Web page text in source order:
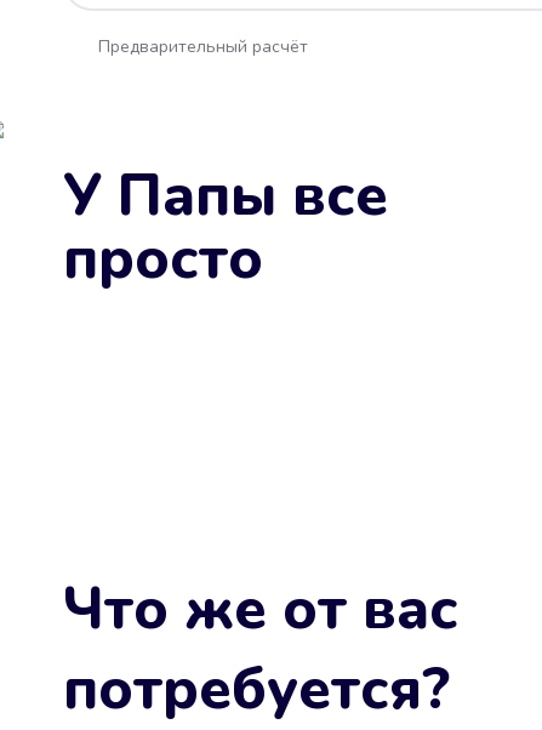
Предварительный расчёт
У Папы все
просто
Что же от вас
потребуется?